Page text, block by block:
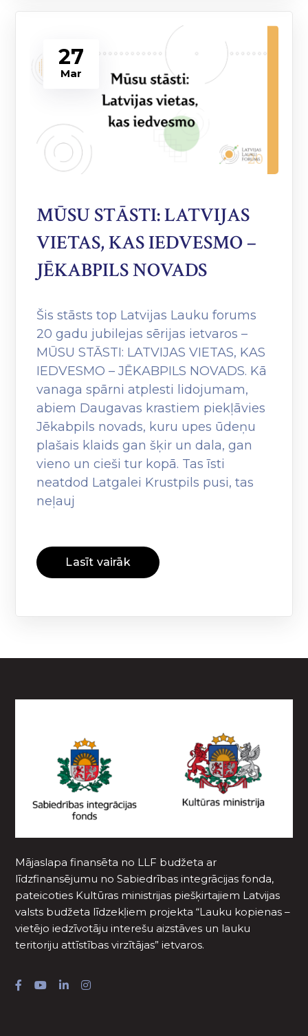
27
Mar
MŪSU STĀSTI: LATVIJAS
VIETAS, KAS IEDVESMO –
JĒKABPILS NOVADS
Šis stāsts top Latvijas Lauku forums
20 gadu jubilejas sērijas ietvaros –
MŪSU STĀSTI: LATVIJAS VIETAS, KAS
IEDVESMO – JĒKABPILS NOVADS. Kā
vanaga spārni atplesti lidojumam,
abiem Daugavas krastiem piekļāvies
Jēkabpils novads, kuru upes ūdeņu
plašais klaids gan šķir un dala, gan
vieno un cieši tur kopā. Tas īsti
neatdod Latgalei Krustpils pusi, tas
neļauj
Lasīt vairāk
Mājaslapa finansēta no LLF budžeta ar
līdzfinansējumu no Sabiedrības integrācijas fonda,
pateicoties Kultūras ministrijas piešķirtajiem Latvijas
valsts budžeta līdzekļiem projekta “Lauku kopienas –
vietējo iedzīvotāju interešu aizstāves un lauku
teritoriju attīstības virzītājas” ietvaros.